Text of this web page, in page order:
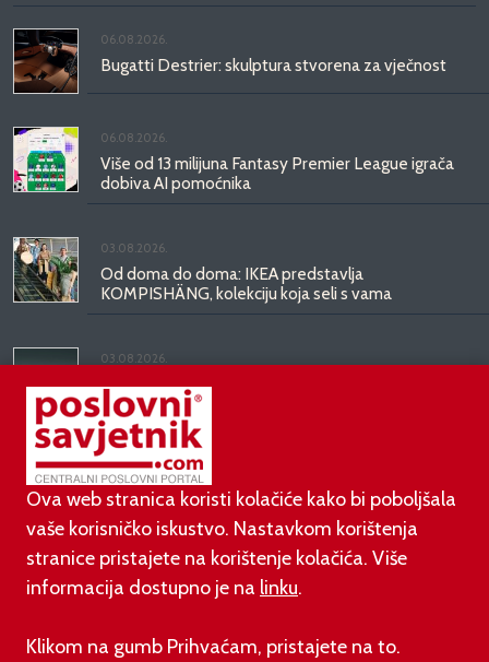
06.08.2026.
Bugatti Destrier: skulptura stvorena za vječnost
06.08.2026.
Više od 13 milijuna Fantasy Premier League igrača
dobiva AI pomoćnika
03.08.2026.
Od doma do doma: IKEA predstavlja
KOMPISHÄNG, kolekciju koja seli s vama
03.08.2026.
Kineski BYD predstavio luksuznu limuzinu veću od
Mercedesove S-klase, obećava domet do 1.000
kilometara
Ova web stranica koristi kolačiće kako bi poboljšala
vaše korisničko iskustvo. Nastavkom korištenja
stranice pristajete na korištenje kolačića. Više
informacija dostupno je na linku.
Klikom na gumb Prihvaćam, pristajete na to.